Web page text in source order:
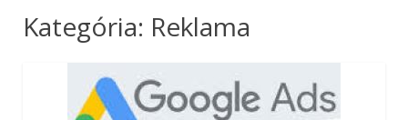
Kategória: Reklama